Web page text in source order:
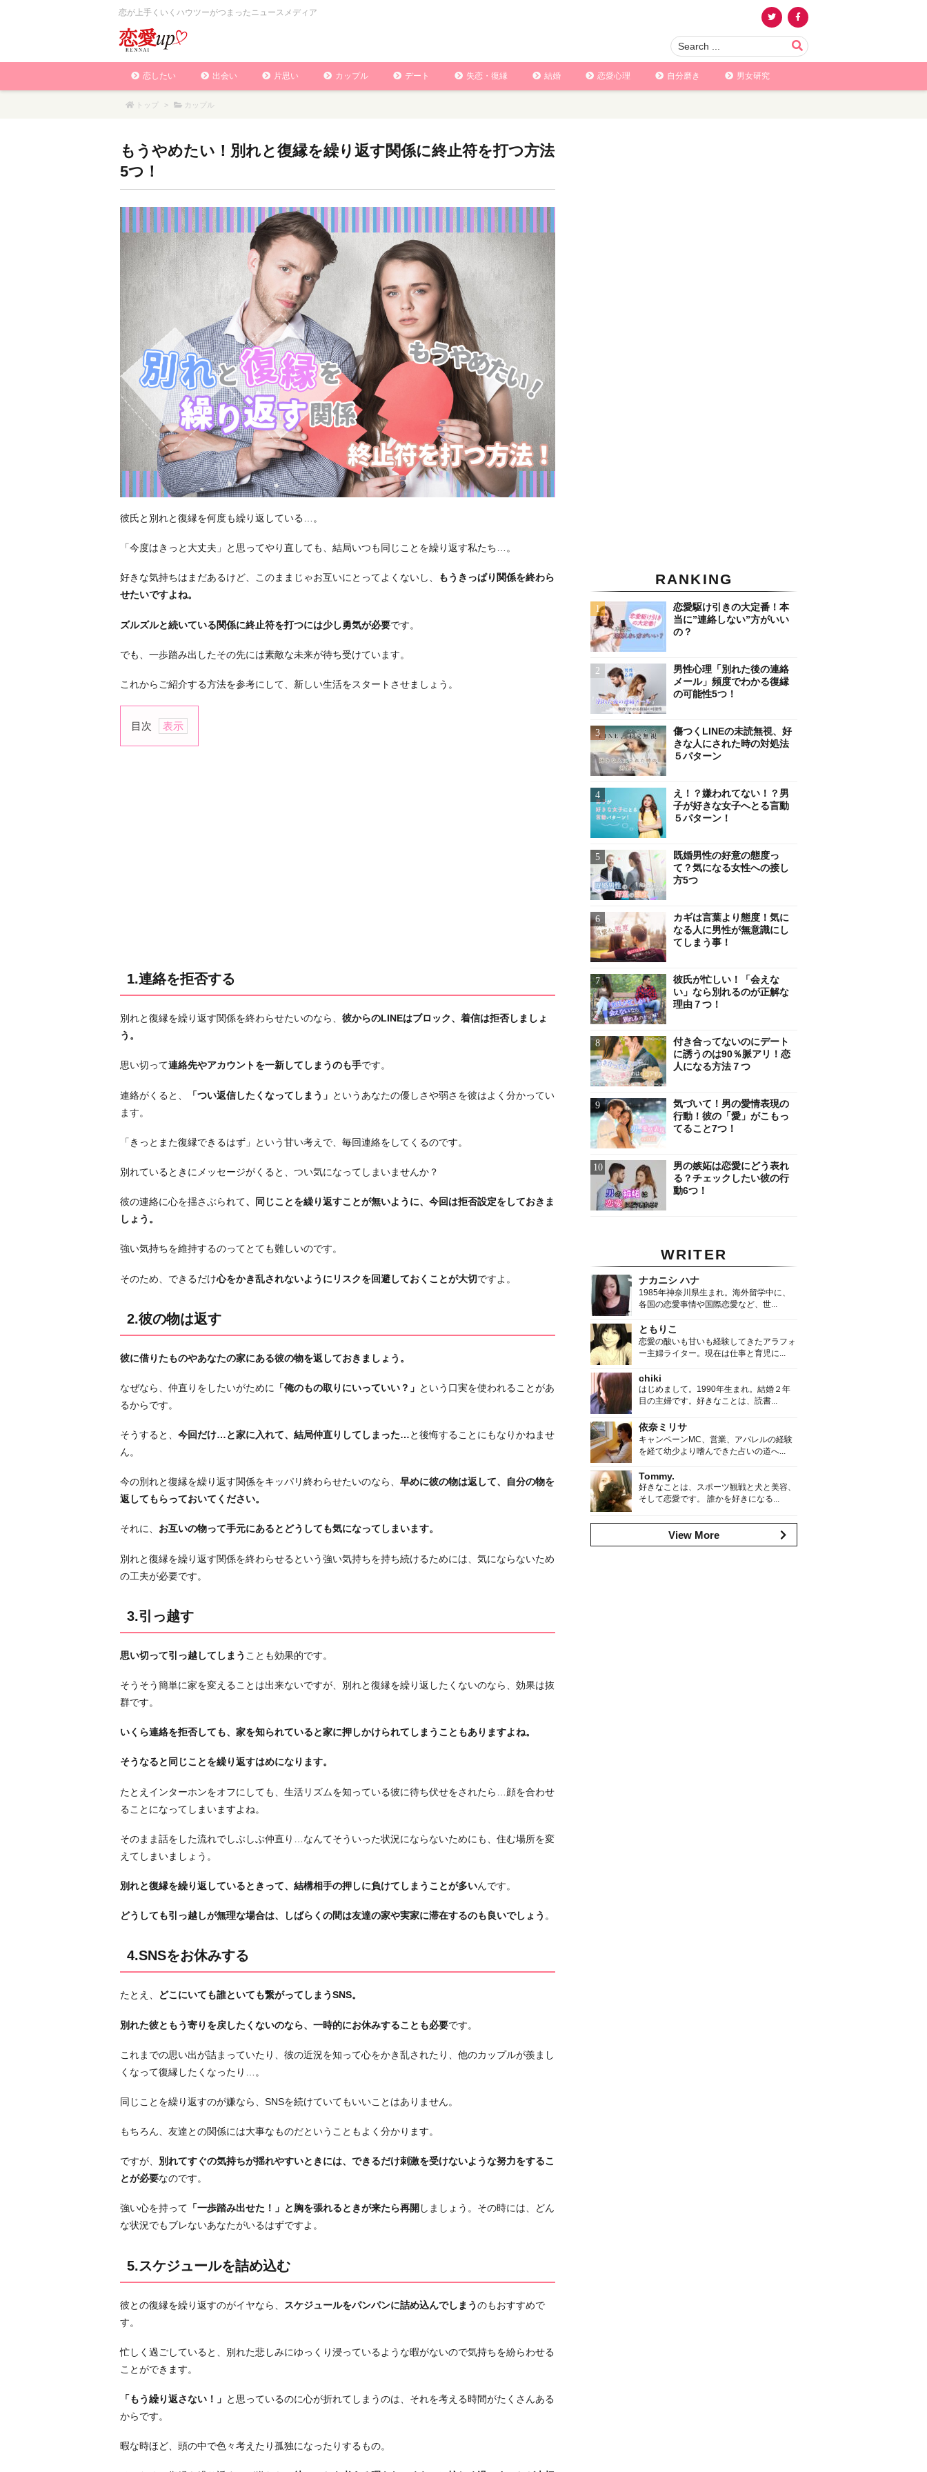
恋が上手くいくハウツーがつまったニュースメディア
恋したい 出会い 片思い カップル デート 失恋・復縁 結婚 恋愛心理 自分磨き 男女研究
トップ > カップル
もうやめたい！別れと復縁を繰り返す関係に終止符を打つ方法
5つ！
彼氏と別れと復縁を何度も繰り返している…。
「今度はきっと大丈夫」と思ってやり直しても、結局いつも同じことを繰り返す私たち…。
好きな気持ちはまだあるけど、このままじゃお互いにとってよくないし、
もうきっぱり関係を終わら
せたいですよね。
ズルズルと続いている関係に終止符を打つには少し勇気が必要です。
でも、一歩踏み出したその先には素敵な未来が待ち受けています。
これからご紹介する方法を参考にして、新しい生活をスタートさせましょう。
目次
1.
返
引
越
4.
S
S
を
休
み
る
5.
ジ
ー
を
詰
め
お
わ
に
1.連絡を拒否する
別れと復縁を繰り返す関係を終わらせたいのなら、 彼からのLINEはブロック、着信は拒否しましょ
う。
思い切って連絡先やアカウントを一新してしまうのも手です。
連絡がくると、 「つい返信したくなってしまう」 というあなたの優しさや弱さを彼はよく分かってい
ます。
「きっとまた復縁できるはず」という甘い考えで、毎回連絡をしてくるのです。
別れているときにメッセージがくると、つい気になってしまいませんか？
彼の連絡に心を揺さぶられて、同じことを繰り返すことが無いように、今回は拒否設定をしておきま
しょう。
強い気持ちを維持するのってとても難しいのです。
そのため、できるだけ心をかき乱されないようにリスクを回避しておくことが大切ですよ。
2.彼の物は返す
彼に借りたものやあなたの家にある彼の物を返しておきましょう。
なぜなら、仲直りをしたいがために 「俺のもの取りにいっていい？」 という口実を使われることがあ
るからです。
そうすると、 今回だけ…と家に入れて、結局仲直りしてしまった…と後悔することにもなりかねませ
ん。
今の別れと復縁を繰り返す関係をキッパリ終わらせたいのなら、 早めに彼の物は返して、自分の物を
返してもらっておいてください。
それに、 お互いの物って手元にあるとどうしても気になってしまいます。
別れと復縁を繰り返す関係を終わらせるという強い気持ちを持ち続けるためには、気にならないため
の工夫が必要です。
3.引っ越す
思い切って引っ越してしまう ことも効果的です。
そうそう簡単に家を変えることは出来ないですが、別れと復縁を繰り返したくないのなら、効果は抜
群です。
いくら連絡を拒否しても、家を知られていると家に押しかけられてしまうこともありますよね。
そうなると同じことを繰り返すはめになります。
たとえインターホンをオフにしても、生活リズムを知っている彼に待ち伏せをされたら…顔を合わせ
ることになってしまいますよね。
そのまま話をした流れでしぶしぶ仲直り…なんてそういった状況にならないためにも、住む場所を変
えてしまいましょう。
別れと復縁を繰り返しているときって、結構相手の押しに負けてしまうことが多いんです。
どうしても引っ越しが無理な場合は、しばらくの間は友達の家や実家に滞在するのも良いでしょう 。
4.SNSをお休みする
たとえ、 どこにいても誰といても繋がってしまうSNS。
別れた彼ともう寄りを戻したくないのなら、一時的にお休みすることも必要です。
これまでの思い出が詰まっていたり、彼の近況を知って心をかき乱されたり、他のカップルが羨まし
くなって復縁したくなったり…。
同じことを繰り返すのが嫌なら、SNSを続けていてもいいことはありません。
もちろん、友達との関係には大事なものだということもよく分かります。
ですが、 別れてすぐの気持ちが揺れやすいときには、できるだけ刺激を受けないような努力をするこ
とが必要なのです。
強い心を持って 「一歩踏み出せた！」と胸を張れるときが来たら再開 しましょう。その時には、どん
な状況でもブレないあなたがいるはずですよ。
5.スケジュールを詰め込む
彼との復縁を繰り返すのがイヤなら、 スケジュールをパンパンに詰め込んでしまうのもおすすめで
す。
忙しく過ごしていると、別れた悲しみにゆっくり浸っているような暇がないので気持ちを紛らわせる
ことができます。
「もう繰り返さない！」 と思っているのに心が折れてしまうのは、それを考える時間がたくさんある
からです。
暇な時ほど、頭の中で色々考えたり孤独になったりするもの。
RANKING
恋愛駆け引きの大定番！本
当に”連絡しない”方がいい
の？
男性心理「別れた後の連絡
メール」頻度でわかる復縁
の可能性5つ！
傷つくLINEの未読無視、好
きな人にされた時の対処法
５パターン
え！？嫌われてない！？男
子が好きな女子へとる言動
５パターン！
既婚男性の好意の態度っ
て？気になる女性への接し
方5つ
カギは言葉より態度！気に
なる人に男性が無意識にし
てしまう事！
彼氏が忙しい！「会えな
い」なら別れるのが正解な
理由７つ！
付き合ってないのにデート
に誘うのは90％脈アリ！恋
人になる方法７つ
気づいて！男の愛情表現の
行動！彼の「愛」がこもっ
てること7つ！
男の嫉妬は恋愛にどう表れ
る？チェックしたい彼の行
動6つ！
WRITER
ナカニシ ハナ
1985年神奈川県生まれ。海外留学中に、
各国の恋愛事情や国際恋愛など、世...
ともりこ
恋愛の酸いも甘いも経験してきたアラフォ
ー主婦ライター。現在は仕事と育児に...
chiki
はじめまして。1990年生まれ。結婚２年
目の主婦です。好きなことは、読書...
依奈ミリサ
キャンペーンMC、営業、アパレルの経験
を経て幼少より嗜んできた占いの道へ...
Tommy.
好きなことは、スポーツ観戦と犬と美容、
そして恋愛です。 誰かを好きになる...
View More